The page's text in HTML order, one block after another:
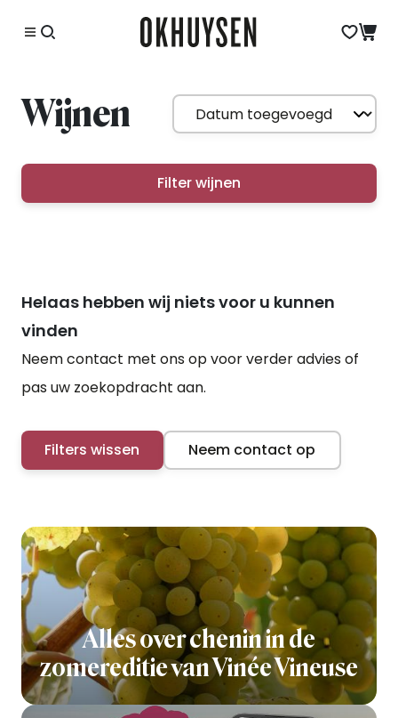
Wijnen
Filter wijnen
Helaas hebben wij niets voor u kunnen
vinden
Neem contact met ons op voor verder advies of
pas uw zoekopdracht aan.
Filters wissen Neem contact op
Alles over chenin in de
zomereditie van Vinée Vineuse